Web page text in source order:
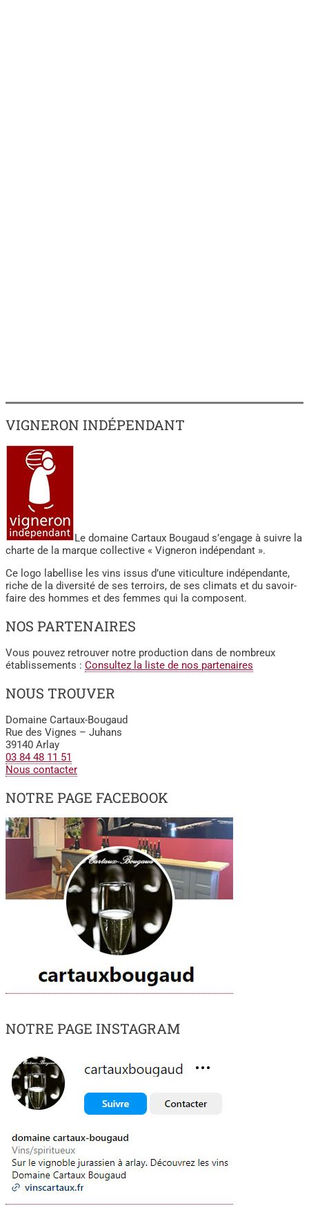
VIGNERON INDÉPENDANT
Le domaine Cartaux Bougaud s’engage à suivre la
charte de la marque collective « Vigneron indépendant ».
Ce logo labellise les vins issus d’une viticulture indépendante,
riche de la diversité de ses terroirs, de ses climats et du savoir-
faire des hommes et des femmes qui la composent.
NOS PARTENAIRES
Vous pouvez retrouver notre production dans de nombreux
établissements : Consultez la liste de nos partenaires
NOUS TROUVER
Domaine Cartaux-Bougaud
Rue des Vignes – Juhans
39140 Arlay
03 84 48 11 51
Nous contacter
NOTRE PAGE FACEBOOK
NOTRE PAGE INSTAGRAM